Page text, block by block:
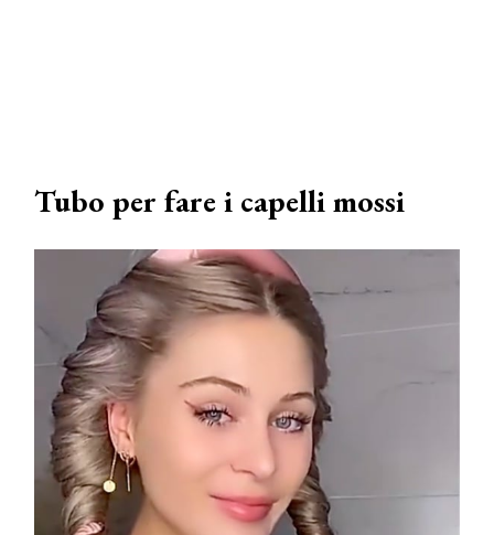
Tubo per fare i capelli mossi